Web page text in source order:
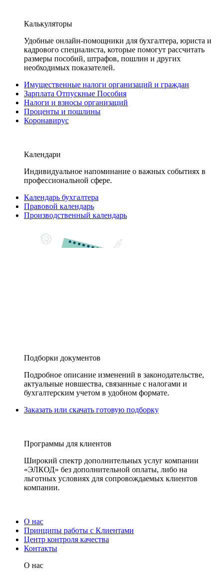
Калькуляторы
Удобные онлайн-помощники для бухгалтера, юриста и
кадрового специалиста, которые помогут рассчитать
размеры пособий, штрафов, пошлин и других
необходимых показателей.
Имущественные налоги организаций и граждан
Зарплата Отпускные Пособия
Налоги и взносы организаций
Проценты и пошлины
Коронавирус
Календари
Индивидуальное напоминание о важных событиях в
профессиональной сфере.
Календарь бухгалтера
Правовой календарь
Производственный календарь
Подборки документов
Подробное описание изменений в законодательстве,
актуальные новшества, связанные с налогами и
бухгалтерским учетом в удобном формате.
Заказать или скачать готовую подборку
Программы для клиентов
Широкий спектр дополнительных услуг компании
«ЭЛКОД» без дополнительной оплаты, либо на
льготных условиях для сопровождаемых клиентов
компании.
О нас
Принципы работы с Клиентами
Центр контроля качества
Контакты
О нас